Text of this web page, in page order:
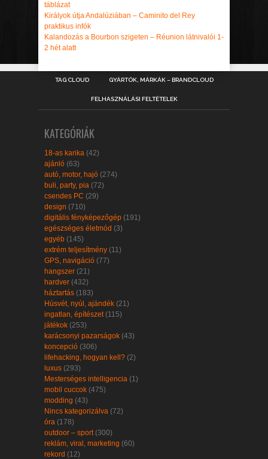
táblázat
Királyok útja Andalúziában – Caminito del Rey
praktikus infók
Kalandozás a Bourbon szigeten – Réunion látnivalói 1-
2 hét alatt
TAG CLOUD GYÁRTÓK, MÁRKÁK – BRANDCLOUD
FELHASZNÁLÁSI FELTÉTELEK
KATEGÓRIÁK
18-as karika (42)
ajánló (63)
autó, motor, hajó (274)
buli, party, pia (72)
csendes PC (29)
design (710)
digitális fényképezőgép (191)
egészséges életmód (3)
egyéb (145)
extrém teljesítmény (11)
GPS, navigáció (77)
hangszer (21)
hardver (432)
háztartás (183)
Húsvét, nyúl, ajándék (21)
ingatlan, építészet(115)
játékok (253)
karácsonyi pazarságok (43)
koncepció (306)
lifehacking, hogyan kell? (2)
luxus (293)
Mesterséges intelligencia (1)
mobil cuccok (475)
modding (43)
Nincs kategorizálva (72)
óra (178)
outdoor – sport(300)
reklám, viral, marketing (60)
rekord (12)